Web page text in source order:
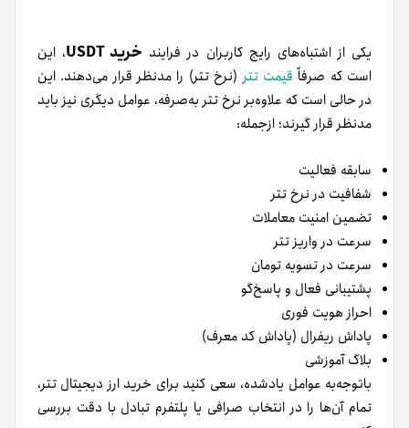
یکی از اشتباه‌های رایج کاربران در فرایند خرید USDT
، این
است که صرفاً قیمت تتر (نرخ تتر) را مدنظر قرار می‌دهند. این
در حالی است که علاوه‌بر نرخ تتر به‌صرفه، عوامل دیگری نیز باید
مدنظر قرار گیرند؛ ازجمله:
سابقه فعالیت
شفافیت در نرخ تتر
تضمین امنیت معاملات
سرعت در واریز تتر
سرعت در تسویه تومان
پشتیبانی فعال و پاسخ‌گو
احراز هویت فوری
پاداش ریفرال (پاداش کد معرف)
بلاگ آموزشی
باتوجه‌به عوامل یادشده، سعی کنید برای خرید ارز دیجیتال تتر،
تمام آن‌ها را در انتخاب صرافی یا پلتفرم تبادل با دقت بررسی